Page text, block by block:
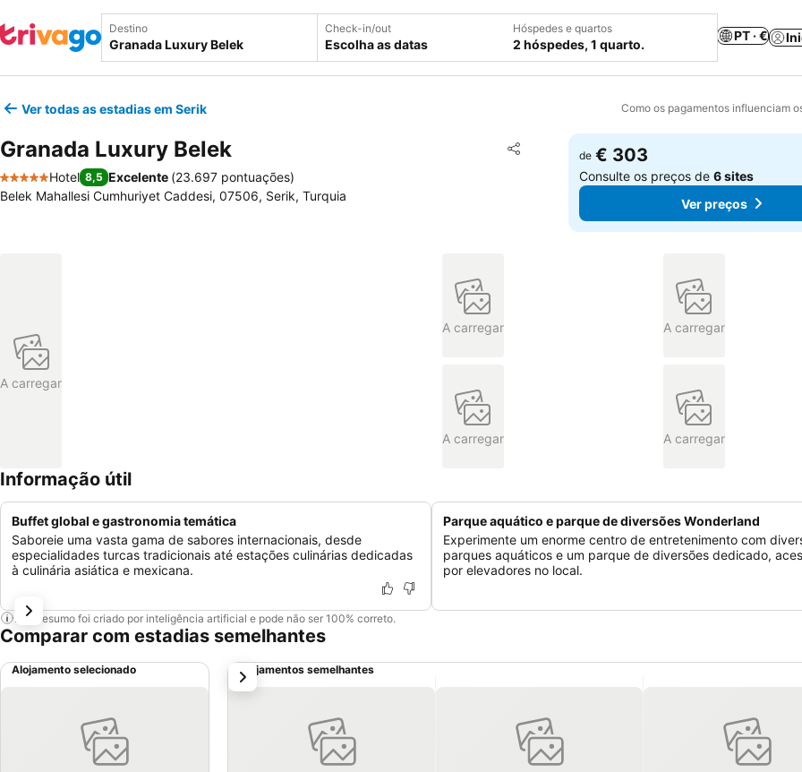
Destino Check-in/out
Escolha as datas
Hóspedes e quartos
2 hóspedes, 1 quarto.
PT · €
Ver todas as estadias em Serik Como os pagamentos influenciam
Granada Luxury Belek Partilhar
Adicionar aos favoritos
5 Estrelas
Hotel 8,5 Excelente (23.697 pontuações)
Belek Mahallesi Cumhuriyet Caddesi, 07506, Serik, Turquia
de € 303
Consulte os preços de6 sites
Ver preços
A carregar
A carregar A carregar
A carregar A carregar
Informação útil
Buffet global e gastronomia temática
Saboreie uma vasta gama de sabores internacionais, desde
especialidades turcas tradicionais até estações culinárias dedicadas
à culinária asiática e mexicana.
Parque aquático e parque de diversões Wonderland
Experimente um enorme centro de entretenimento com
parques aquáticos e um parque de diversões dedicado,
por elevadores no local.
Este resumo foi criado por inteligência artificial e pode não ser 100% correto.
Comparar com estadias semelhantes
Alojamento selecionado Alojamentos semelhantes
próximo